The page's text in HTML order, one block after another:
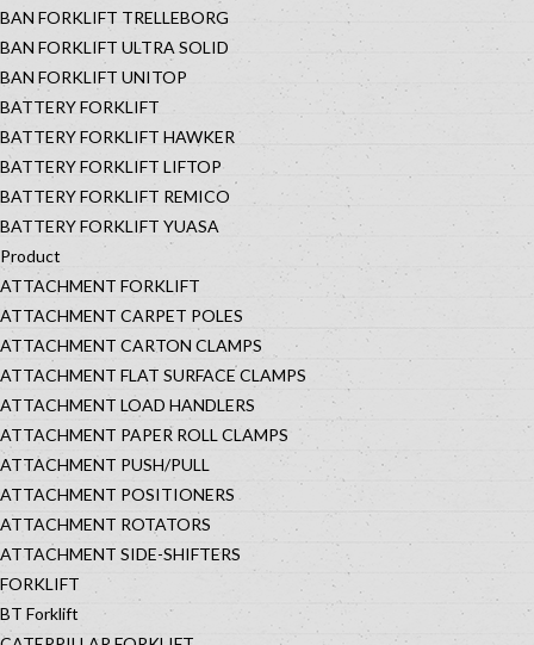
BAN FORKLIFT TRELLEBORG
BAN FORKLIFT ULTRA SOLID
BAN FORKLIFT UNITOP
BATTERY FORKLIFT
BATTERY FORKLIFT HAWKER
BATTERY FORKLIFT LIFTOP
BATTERY FORKLIFT REMICO
BATTERY FORKLIFT YUASA
Product
ATTACHMENT FORKLIFT
ATTACHMENT CARPET POLES
ATTACHMENT CARTON CLAMPS
ATTACHMENT FLAT SURFACE CLAMPS
ATTACHMENT LOAD HANDLERS
ATTACHMENT PAPER ROLL CLAMPS
ATTACHMENT PUSH/PULL
ATTACHMENT POSITIONERS
ATTACHMENT ROTATORS
ATTACHMENT SIDE-SHIFTERS
FORKLIFT
BT Forklift